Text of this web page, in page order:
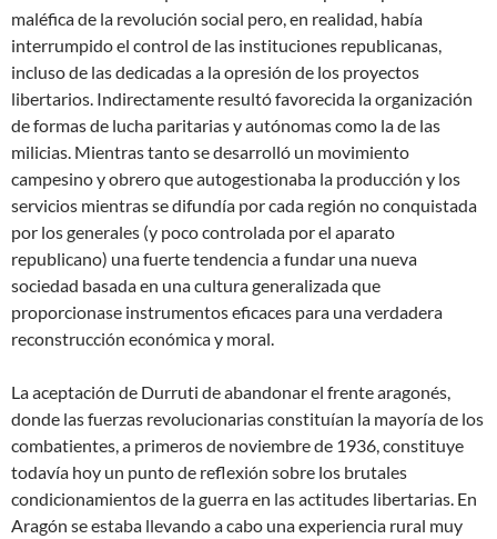
maléfica de la revolución social pero, en realidad, había
interrumpido el control de las instituciones republicanas,
incluso de las dedicadas a la opresión de los proyectos
libertarios. Indirectamente resultó favorecida la organización
de formas de lucha paritarias y autónomas como la de las
milicias. Mientras tanto se desarrolló un movimiento
campesino y obrero que autogestionaba la producción y los
servicios mientras se difundía por cada región no conquistada
por los generales (y poco controlada por el aparato
republicano) una fuerte tendencia a fundar una nueva
sociedad basada en una cultura generalizada que
proporcionase instrumentos eficaces para una verdadera
reconstrucción económica y moral.
La aceptación de Durruti de abandonar el frente aragonés,
donde las fuerzas revolucionarias constituían la mayoría de los
combatientes, a primeros de noviembre de 1936, constituye
todavía hoy un punto de reflexión sobre los brutales
condicionamientos de la guerra en las actitudes libertarias. En
Aragón se estaba llevando a cabo una experiencia rural muy